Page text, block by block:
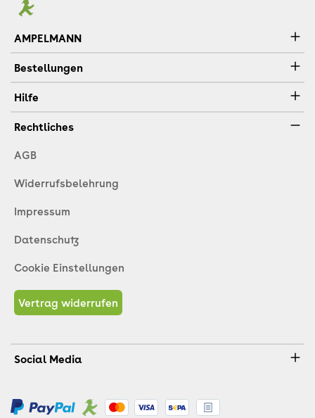
AMPELMANN
Bestellungen
Hilfe
Rechtliches
AGB
Widerrufsbelehrung
Impressum
Datenschutz
Cookie Einstellungen
Vertrag widerrufen
Social Media